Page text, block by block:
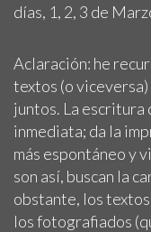
días, 1, 2, 3 de
Aclaración: he
textos (o
juntos. La escritura
inmediata; da la
más espontáneo y
son así, buscan la
obstante, los
los fotografiados